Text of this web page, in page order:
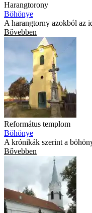
Harangtorony
Böhönye
A harangtorny azokból az
Bővebben
Református templom
Böhönye
A krónikák szerint a
Bővebben